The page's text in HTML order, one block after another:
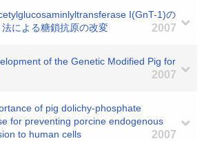
I(GnT-1)の
による糖鎖抗原の改変
2007
of the Genetic Modified Pig for
2007
of pig dolichy-phosphate
for preventing porcine endogenous
to human cells
2007